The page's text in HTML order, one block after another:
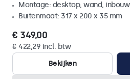
Montage: desktop, wand, inbouw
Buitenmaat: 317 x 200 x 35 mm
€ 349,00
€ 422,29 incl. btw
Bekijken